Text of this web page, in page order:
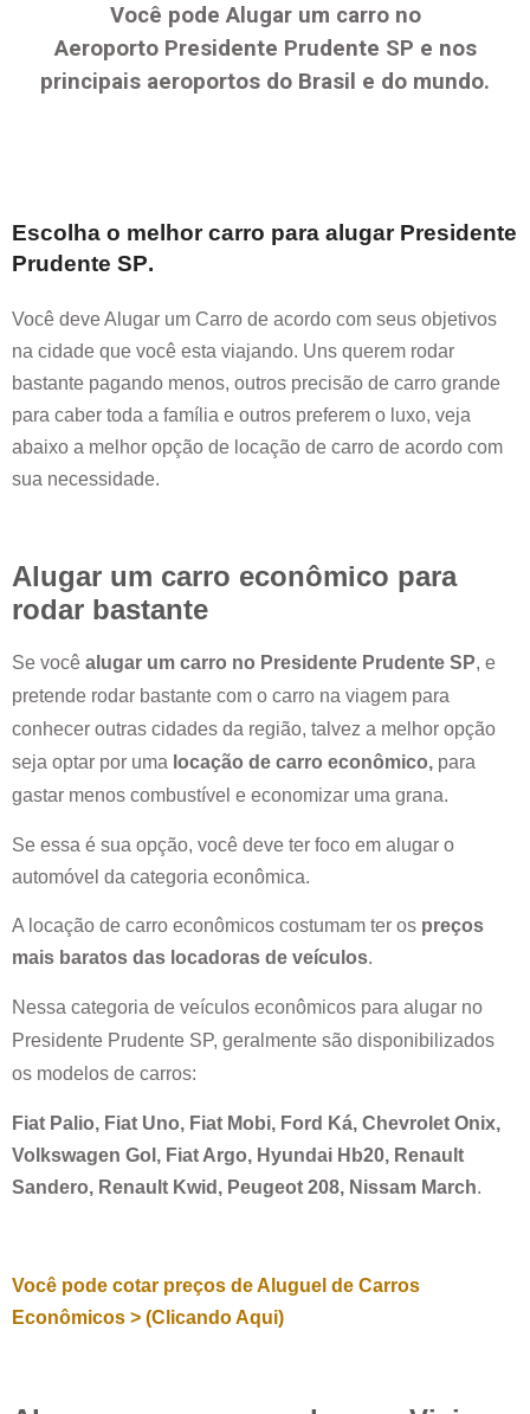
Você pode Alugar um carro no
Aeroporto Presidente Prudente SP e nos
principais aeroportos do Brasil e do mundo.
Escolha o melhor carro para alugar Presidente
Prudente SP.
Você deve Alugar um Carro de acordo com seus objetivos
na cidade que você esta viajando. Uns querem rodar
bastante pagando menos, outros precisão de carro grande
para caber toda a família e outros preferem o luxo, veja
abaixo a melhor opção de locação de carro de acordo com
sua necessidade.
Alugar um carro econômico para
rodar bastante
Se você alugar um carro no Presidente Prudente SP, e
pretende rodar bastante com o carro na viagem para
conhecer outras cidades da região, talvez a melhor opção
seja optar por uma locação de carro econômico, para
gastar menos combustível e economizar uma grana.
Se essa é sua opção, você deve ter foco em alugar o
automóvel da categoria econômica.
A locação de carro econômicos costumam ter os preços
mais baratos das locadoras de veículos.
Nessa categoria de veículos econômicos para alugar no
Presidente Prudente SP, geralmente são disponibilizados
os modelos de carros:
Fiat Palio, Fiat Uno, Fiat Mobi, Ford Ká, Chevrolet Onix,
Volkswagen Gol, Fiat Argo, Hyundai Hb20, Renault
Sandero, Renault Kwid, Peugeot 208, Nissam March.
Você pode cotar preços de Aluguel de Carros
Econômicos > (Clicando Aqui)